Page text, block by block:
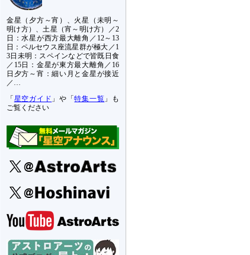
金星（夕方～宵）、火星（未明～
明け方）、土星（宵～明け方）／2
日：水星が西方最大離角／12～13
日：ペルセウス座流星群が極大／1
3日未明：スペインなどで皆既日食
／15日：金星が東方最大離角／16
日夕方～宵：細い月と金星が接近
／…
「 星空ガイド 」や「特集一覧 」も
ご覧ください